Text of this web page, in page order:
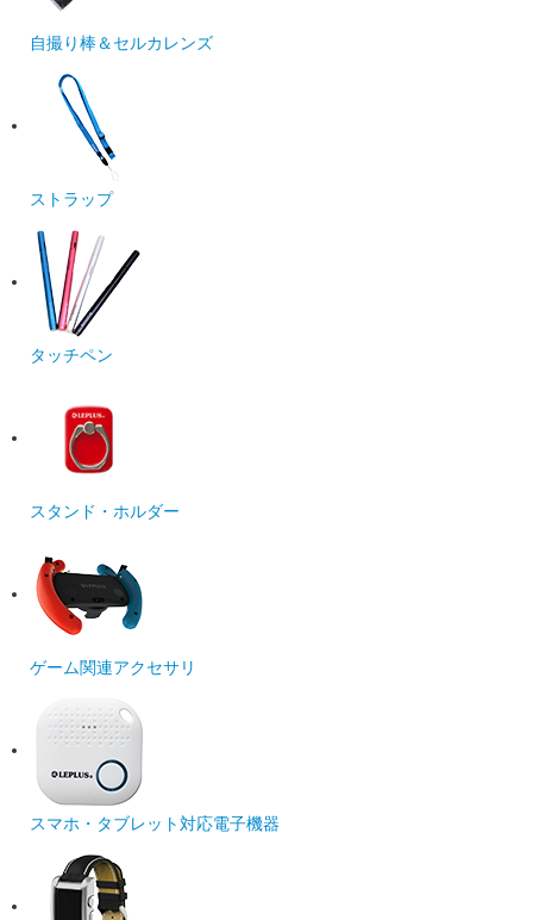
自撮り棒＆セルカレンズ
ストラップ
タッチペン
スタンド・ホルダー
ゲーム関連アクセサリ
スマホ・タブレット対応電子機器